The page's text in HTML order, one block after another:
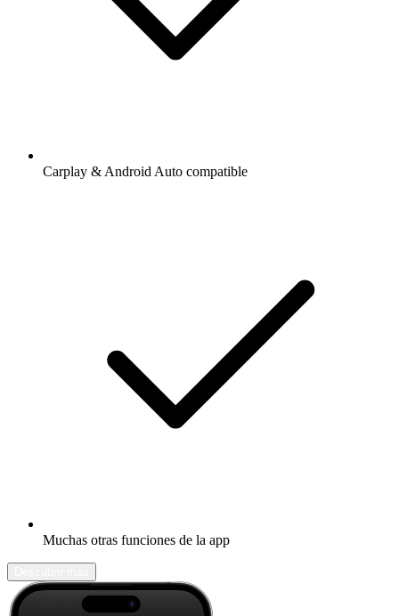
Carplay & Android Auto compatible
Muchas otras funciones de la app